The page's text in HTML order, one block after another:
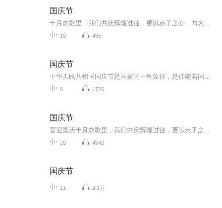
国庆节
10 465
国庆节
8 1726
国庆节
20 4542
国庆节
11 2.1万